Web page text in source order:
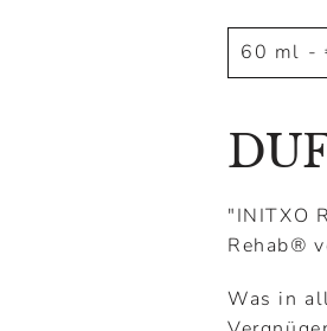
"INITXO
Rehab®
Was in